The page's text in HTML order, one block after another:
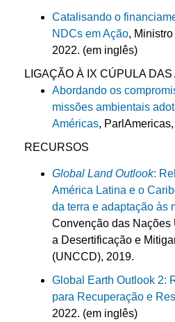
Catalisando o
NDCs em Ação,
2022. (em inglês)
LIGAÇÃO À IX CÚPULA
Abordando os
missões ambientais
Américas,
RECURSOS
Global Land Outlook:
América Latina e o
da terra e adaptação às
Convenção das Nações
a Desertificação e
(UNCCD), 2019.
Global Earth Outlook 2:
para Recuperação e
2022. (em inglês)